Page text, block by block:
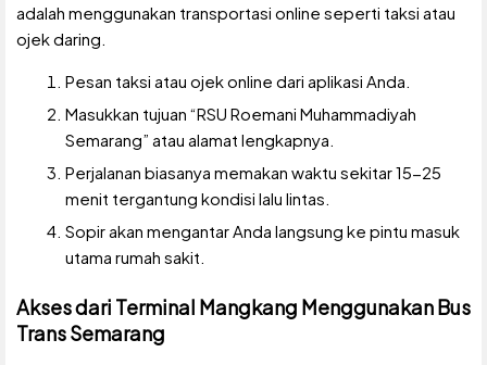
adalah menggunakan transportasi online seperti taksi atau
ojek daring.
Pesan taksi atau ojek online dari aplikasi Anda.
Masukkan tujuan “RSU Roemani Muhammadiyah
Semarang” atau alamat lengkapnya.
Perjalanan biasanya memakan waktu sekitar 15-25
menit tergantung kondisi lalu lintas.
Sopir akan mengantar Anda langsung ke pintu masuk
utama rumah sakit.
Akses dari Terminal Mangkang Menggunakan Bus
Trans Semarang